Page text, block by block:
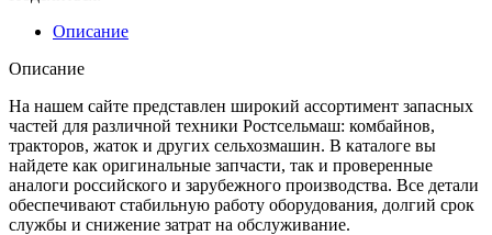
Описание
Описание
На нашем сайте представлен широкий ассортимент запасных
частей для различной техники Ростсельмаш: комбайнов,
тракторов, жаток и других сельхозмашин. В каталоге вы
найдете как оригинальные запчасти, так и проверенные
аналоги российского и зарубежного производства. Все детали
обеспечивают стабильную работу оборудования, долгий срок
службы и снижение затрат на обслуживание.